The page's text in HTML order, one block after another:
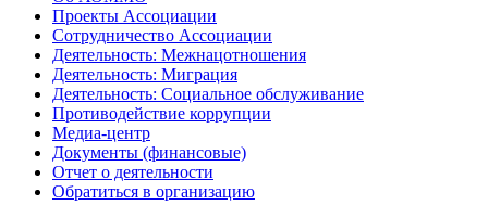
Проекты Ассоциации
Сотрудничество Ассоциации
Деятельность: Межнацотношения
Деятельность: Миграция
Деятельность: Социальное обслуживание
Противодействие коррупции
Медиа-центр
Документы (финансовые)
Отчет о деятельности
Обратиться в организацию